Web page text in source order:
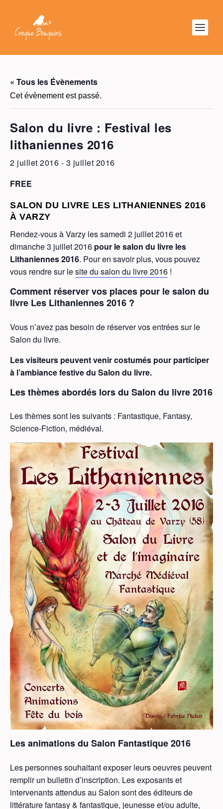
« Tous les Évènements
Cet évènement est passé.
Salon du livre : Festival les
lithaniennes 2016
2 juillet 2016 - 3 juillet 2016
FREE
SALON DU LIVRE LES LITHANIENNES 2016
À VARZY
Rendez-vous à Varzy les samedi 2 juillet 2016 et
dimanche 3 juillet 2016 pour le salon du livre les
Lithaniennes 2016. Pour en savoir plus, vous pouvez
vous rendre sur lesite du salon du livre 2016 !
Comment réserver vos places pour le salon du
livre Les Lithaniennes 2016 ?
Vous n’avez pas besoin de réserver vos entrées sur le
Salon du livre.
Les visiteurs peuvent venir costumés pour participer
à l’ambiance festive du Salon du livre.
Les thèmes abordés lors du Salon du livre 2016
Les thèmes sont les suivants : Fantastique, Fantasy,
Science-Fiction, médiéval.
Les animations du Salon Fantastique 2016
Les personnes souhaitant exposer leurs oeuvres peuvent
remplir un bulletin d’inscription. Les exposants et
intervenants attendus au Salon sont des éditeurs de
littérature fantasy & fantastique, jeunesse et/ou adulte,